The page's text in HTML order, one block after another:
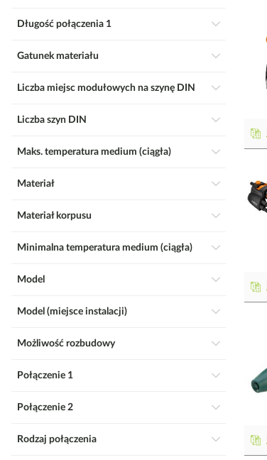
Długość połączenia 1
Gatunek materiału
Liczba miejsc modułowych na szynę DIN
Liczba szyn DIN
Maks. temperatura medium (ciągła)
Materiał
Materiał korpusu
Minimalna temperatura medium (ciągła)
Model
Model (miejsce instalacji)
Możliwość rozbudowy
Połączenie 1
Połączenie 2
Rodzaj połączenia